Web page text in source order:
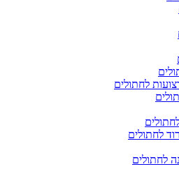
לחתולים
לחתולים
לחתולים